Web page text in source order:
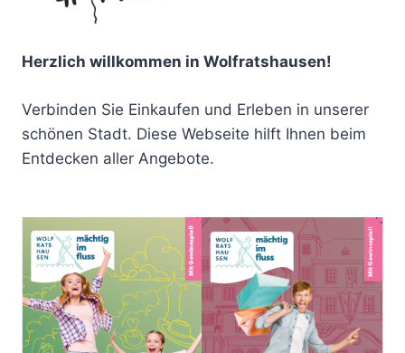
Herzlich willkommen in Wolfratshausen!
Verbinden Sie Einkaufen und Erleben in unserer
schönen Stadt. Diese Webseite hilft Ihnen beim
Entdecken aller Angebote.